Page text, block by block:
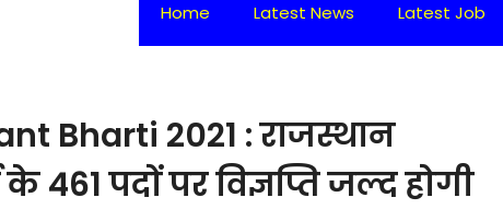
Home Latest News Latest Job
Bharti 2021 : राजस्थान
461 पदों पर विज्ञप्ति जल्द होगी